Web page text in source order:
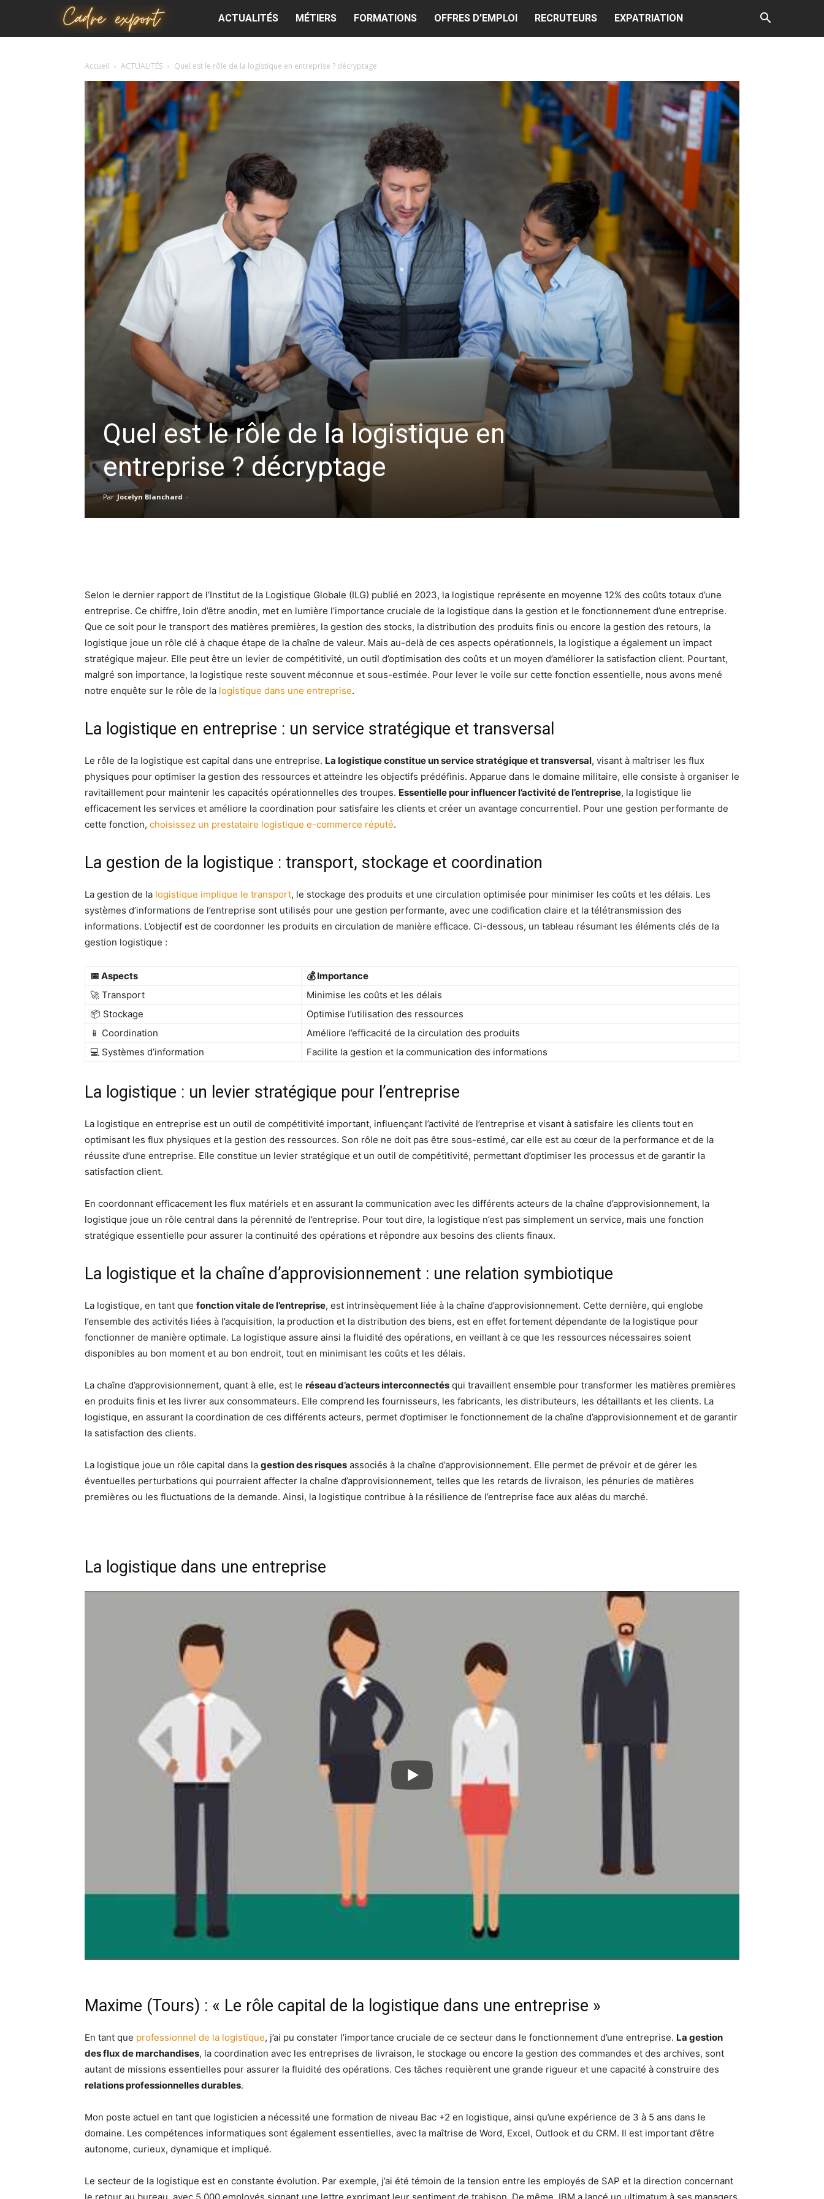
Cadre
ACTUALITÉS MÉTIERS FORMATIONS OFFRES D’EMPLOI RECRUTEURS EXPATRIATION
Accueil ACTUALITÉS Quel est le rôle de la logistique en entreprise ? décryptage
Quel est le rôle de la logistique en
entreprise ? décryptage
Par Jocelyn Blanchard -
Selon le dernier rapport de l’Institut de la Logistique Globale (ILG) publié en 2023, la logistique représente en moyenne 12% des coûts totaux d’une
entreprise. Ce chiffre, loin d’être anodin, met en lumière l’importance cruciale de la logistique dans la gestion et le fonctionnement d’une entreprise.
Que ce soit pour le transport des matières premières, la gestion des stocks, la distribution des produits finis ou encore la gestion des retours, la
logistique joue un rôle clé à chaque étape de la chaîne de valeur. Mais au-delà de ces aspects opérationnels, la logistique a également un impact
stratégique majeur. Elle peut être un levier de compétitivité, un outil d’optimisation des coûts et un moyen d’améliorer la satisfaction client. Pourtant,
malgré son importance, la logistique reste souvent méconnue et sous-estimée. Pour lever le voile sur cette fonction essentielle, nous avons mené
notre enquête sur le rôle de la logistique dans une entreprise.
La logistique en entreprise : un service stratégique et transversal
Le rôle de la logistique est capital dans une entreprise. La logistique constitue un service stratégique et transversal, visant à maîtriser les flux
physiques pour optimiser la gestion des ressources et atteindre les objectifs prédéfinis. Apparue dans le domaine militaire, elle consiste à organiser le
ravitaillement pour maintenir les capacités opérationnelles des troupes. Essentielle pour influencer l’activité de l’entreprise, la logistique lie
efficacement les services et améliore la coordination pour satisfaire les clients et créer un avantage concurrentiel. Pour une gestion performante de
cette fonction, choisissez un prestataire logistique e-commerce réputé.
La gestion de la logistique : transport, stockage et coordination
La gestion de la logistique implique le transport, le stockage des produits et une circulation optimisée pour minimiser les coûts et les délais. Les
systèmes d’informations de l’entreprise sont utilisés pour une gestion performante, avec une codification claire et la télétransmission des
informations. L’objectif est de coordonner les produits en circulation de manière efficace. Ci-dessous, un tableau résumant les éléments clés de la
gestion logistique :
📅 Aspects
💰 Importance
🚀 Transport
Minimise les coûts et les délais
📦 Stockage
Optimise l’utilisation des ressources
📱 Coordination
Améliore l’efficacité de la circulation des produits
💻 Systèmes d’information
Facilite la gestion et la communication des informations
La logistique : un levier stratégique pour l’entreprise
La logistique en entreprise est un outil de compétitivité important, influençant l’activité de l’entreprise et visant à satisfaire les clients tout en
optimisant les flux physiques et la gestion des ressources. Son rôle ne doit pas être sous-estimé, car elle est au cœur de la performance et de la
réussite d’une entreprise. Elle constitue un levier stratégique et un outil de compétitivité, permettant d’optimiser les processus et de garantir la
satisfaction client.
En coordonnant efficacement les flux matériels et en assurant la communication avec les différents acteurs de la chaîne d’approvisionnement, la
logistique joue un rôle central dans la pérennité de l’entreprise. Pour tout dire, la logistique n’est pas simplement un service, mais une fonction
stratégique essentielle pour assurer la continuité des opérations et répondre aux besoins des clients finaux.
La logistique et la chaîne d’approvisionnement : une relation symbiotique
La logistique, en tant que fonction vitale de l’entreprise, est intrinsèquement liée à la chaîne d’approvisionnement. Cette dernière, qui englobe
l’ensemble des activités liées à l’acquisition, la production et la distribution des biens, est en effet fortement dépendante de la logistique pour
fonctionner de manière optimale. La logistique assure ainsi la fluidité des opérations, en veillant à ce que les ressources nécessaires soient
disponibles au bon moment et au bon endroit, tout en minimisant les coûts et les délais.
La chaîne d’approvisionnement, quant à elle, est le réseau d’acteurs interconnectés qui travaillent ensemble pour transformer les matières premières
en produits finis et les livrer aux consommateurs. Elle comprend les fournisseurs, les fabricants, les distributeurs, les détaillants et les clients. La
logistique, en assurant la coordination de ces différents acteurs, permet d’optimiser le fonctionnement de la chaîne d’approvisionnement et de garantir
la satisfaction des clients.
La logistique joue un rôle capital dans la gestion des risques associés à la chaîne d’approvisionnement. Elle permet de prévoir et de gérer les
éventuelles perturbations qui pourraient affecter la chaîne d’approvisionnement, telles que les retards de livraison, les pénuries de matières
premières ou les fluctuations de la demande. Ainsi, la logistique contribue à la résilience de l’entreprise face aux aléas du marché.
La logistique dans une entreprise
Maxime (Tours) : « Le rôle capital de la logistique dans une entreprise »
En tant que professionnel de la logistique, j’ai pu constater l’importance cruciale de ce secteur dans le fonctionnement d’une entreprise. La gestion
des flux de marchandises, la coordination avec les entreprises de livraison, le stockage ou encore la gestion des commandes et des archives, sont
autant de missions essentielles pour assurer la fluidité des opérations. Ces tâches requièrent une grande rigueur et une capacité à construire des
relations professionnelles durables.
Mon poste actuel en tant que logisticien a nécessité une formation de niveau Bac +2 en logistique, ainsi qu’une expérience de 3 à 5 ans dans le
domaine. Les compétences informatiques sont également essentielles, avec la maîtrise de Word, Excel, Outlook et du CRM. Il est important d’être
autonome, curieux, dynamique et impliqué.
Le secteur de la logistique est en constante évolution. Par exemple, j’ai été témoin de la tension entre les employés de SAP et la direction concernant
le retour au bureau, avec 5 000 employés signant une lettre exprimant leur sentiment de trahison. De même, IBM a lancé un ultimatum à ses managers